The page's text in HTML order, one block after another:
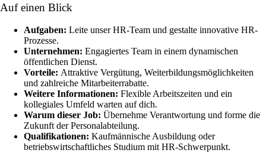
Auf einen Blick
Aufgaben: Leite unser HR-Team und gestalte innovative HR-
Prozesse.
Unternehmen: Engagiertes Team in einem dynamischen
öffentlichen Dienst.
Vorteile: Attraktive Vergütung, Weiterbildungsmöglichkeiten
und zahlreiche Mitarbeiterrabatte.
Weitere Informationen: Flexible Arbeitszeiten und ein
kollegiales Umfeld warten auf dich.
Warum dieser Job: Übernehme Verantwortung und forme die
Zukunft der Personalabteilung.
Qualifikationen: Kaufmännische Ausbildung oder
betriebswirtschaftliches Studium mit HR-Schwerpunkt.